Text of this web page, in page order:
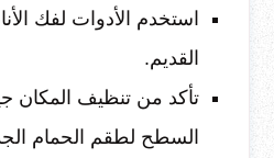
استخدم الأدوات لفك
القديم.
تأكد من تنظيف المكان
السطح لطقم الحمام